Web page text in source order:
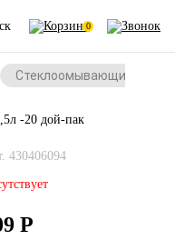
0
Стеклоомывающие
-20 дой-пак
430406094
Р